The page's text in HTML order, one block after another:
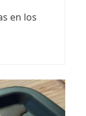
en los